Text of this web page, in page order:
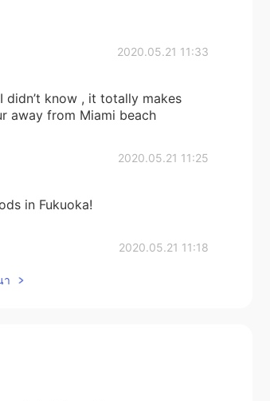
2020.05.21 11:33
know , it totally makes
away from Miami beach
2020.05.21 11:25
in Fukuoka!
2020.05.21 11:18
า